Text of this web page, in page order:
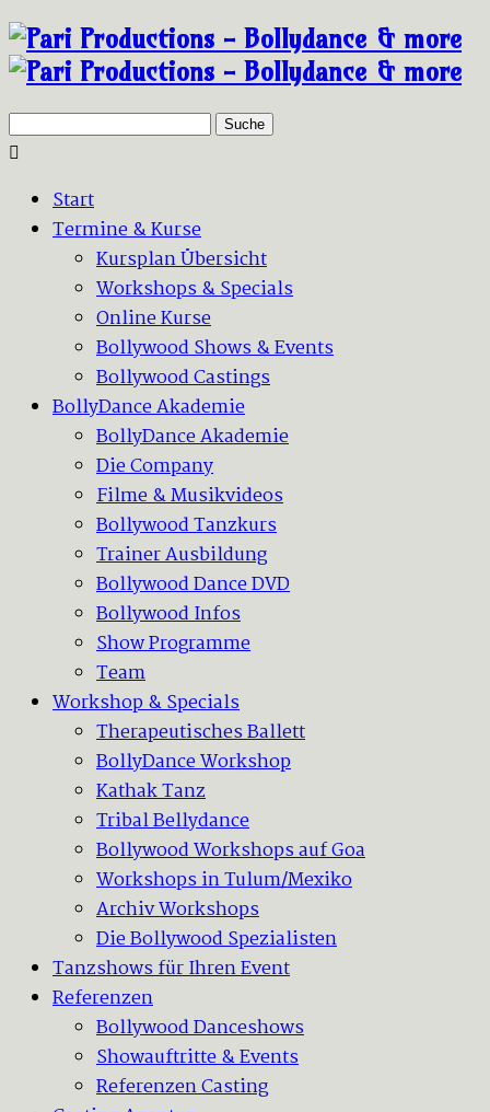
Suche
Start
Termine & Kurse
Kursplan Übersicht
Workshops & Specials
Online Kurse
Bollywood Shows & Events
Bollywood Castings
BollyDance Akademie
BollyDance Akademie
Die Company
Filme & Musikvideos
Bollywood Tanzkurs
Trainer Ausbildung
Bollywood Dance DVD
Bollywood Infos
Show Programme
Team
Workshop & Specials
Therapeutisches Ballett
BollyDance Workshop
Kathak Tanz
Tribal Bellydance
Bollywood Workshops auf Goa
Workshops in Tulum/Mexiko
Archiv Workshops
Die Bollywood Spezialisten
Tanzshows für Ihren Event
Referenzen
Bollywood Danceshows
Showauftritte & Events
Referenzen Casting